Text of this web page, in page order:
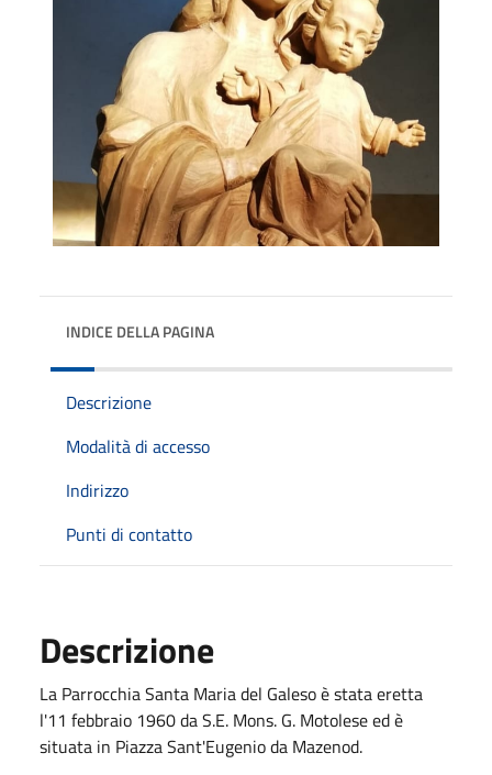
INDICE DELLA PAGINA
Descrizione
Modalità di accesso
Indirizzo
Punti di contatto
Descrizione
La Parrocchia Santa Maria del Galeso è stata eretta
l'11 febbraio 1960 da S.E. Mons. G. Motolese ed è
situata in Piazza Sant'Eugenio da Mazenod.